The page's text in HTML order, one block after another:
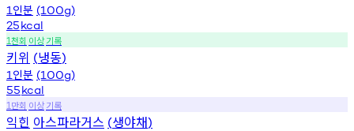
1 인분 (100g)
25kcal
1천회 이상기록
키위 (냉동)
1 인분 (100g)
55kcal
1 만회 이상기록
익힌 아스파라거스 (생야채)